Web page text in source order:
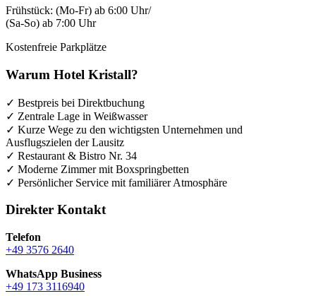
Frühstück: (Mo-Fr) ab 6:00 Uhr/
(Sa-So) ab 7:00 Uhr
Kostenfreie Parkplätze
Warum Hotel Kristall?
✓ Bestpreis bei Direktbuchung
✓ Zentrale Lage in Weißwasser
✓ Kurze Wege zu den wichtigsten Unternehmen und
Ausflugszielen der Lausitz
✓ Restaurant & Bistro Nr. 34
✓ Moderne Zimmer mit Boxspringbetten
✓ Persönlicher Service mit familiärer Atmosphäre
Direkter Kontakt
Telefon
+49 3576 2640
WhatsApp Business
+49 173 3116940